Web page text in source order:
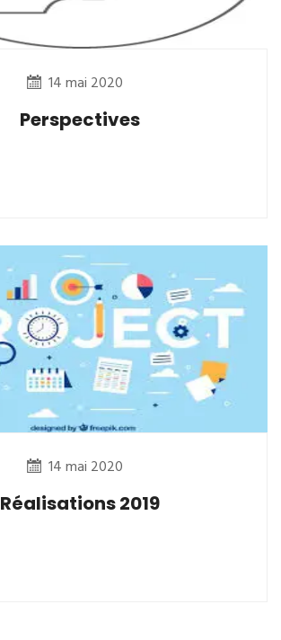
14 mai 2020
Perspectives
14 mai 2020
Réalisations 2019